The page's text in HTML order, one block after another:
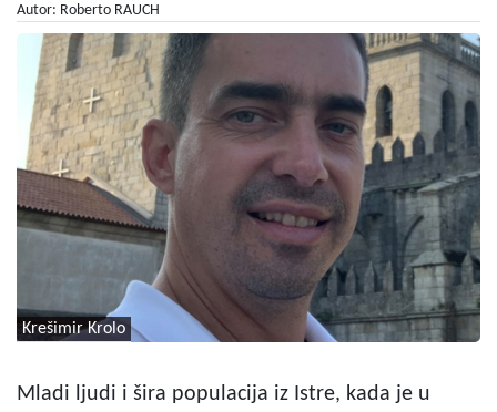
Autor: Roberto RAUCH
Krešimir Krolo
Mladi ljudi i šira populacija iz Istre, kada je u